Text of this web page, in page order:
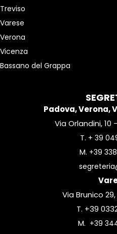
Treviso
Varese
Verona
Vicenza
Bassano del Grappa
Padova, Verona,
Via Orlandini, 10
T. + 39
M. +39
Via Brunico
T. +39
M. +39